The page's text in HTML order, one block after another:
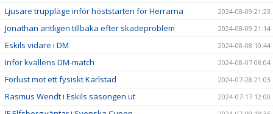
Ljusare truppläge inför höststarten för Herrarna 2024-08-09 21:23
Jonathan äntligen tillbaka efter skadeproblem 2024-08-09 21:14
Eskils vidare i DM 2024-08-08 10:44
Inför kvällens DM-match 2024-08-07 08:04
Förlust mot ett fysiskt Karlstad 2024-07-28 21:03
Rasmus Wendt i Eskils säsongen ut 2024-07-17 12:00